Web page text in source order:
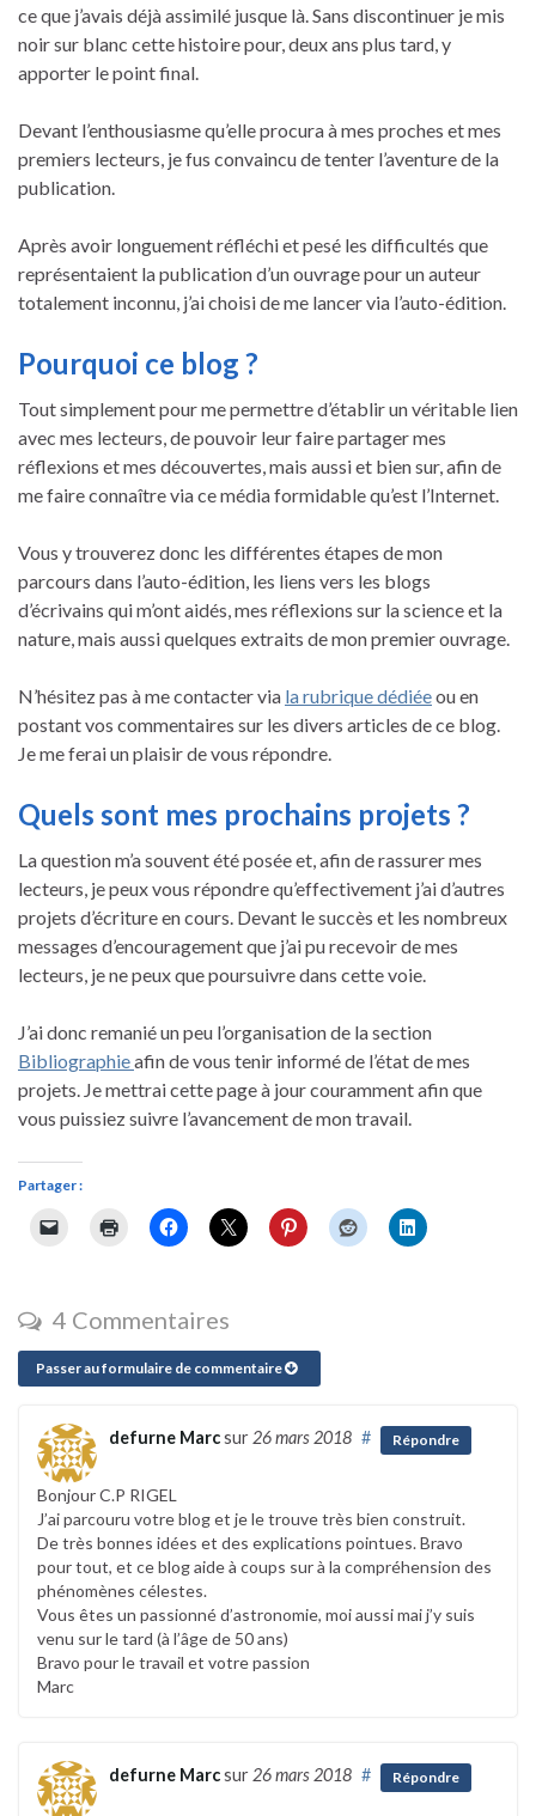
ce que j’avais déjà assimilé jusque là. Sans discontinuer je mis
noir sur blanc cette histoire pour, deux ans plus tard, y
apporter le point final.
Devant l’enthousiasme qu’elle procura à mes proches et mes
premiers lecteurs, je fus convaincu de tenter l’aventure de la
publication.
Après avoir longuement réfléchi et pesé les difficultés que
représentaient la publication d’un ouvrage pour un auteur
totalement inconnu, j’ai choisi de me lancer via l’auto-édition.
Pourquoi ce blog ?
Tout simplement pour me permettre d’établir un véritable lien
avec mes lecteurs, de pouvoir leur faire partager mes
réflexions et mes découvertes, mais aussi et bien sur, afin de
me faire connaître via ce média formidable qu’est l’Internet.
Vous y trouverez donc les différentes étapes de mon
parcours dans l’auto-édition, les liens vers les blogs
d’écrivains qui m’ont aidés, mes réflexions sur la science et la
nature, mais aussi quelques extraits de mon premier ouvrage.
N’hésitez pas à me contacter via la rubrique dédiéeou en
postant vos commentaires sur les divers articles de ce blog.
Je me ferai un plaisir de vous répondre.
Quels sont mes prochains projets ?
La question m’a souvent été posée et, afin de rassurer mes
lecteurs, je peux vous répondre qu’effectivement j’ai d’autres
projets d’écriture en cours. Devant le succès et les nombreux
messages d’encouragement que j’ai pu recevoir de mes
lecteurs, je ne peux que poursuivre dans cette voie.
J’ai donc remanié un peu l’organisation de la section
Bibliographieafin de vous tenir informé de l’état de mes
projets. Je mettrai cette page à jour couramment afin que
vous puissiez suivre l’avancement de mon travail.
Partager :
4 Commentaires
Passer au formulaire de commentaire
defurne Marcsur 26 mars 2018 # Répondre
Bonjour C.P RIGEL
J’ai parcouru votre blog et je le trouve très bien construit.
De très bonnes idées et des explications pointues. Bravo
pour tout, et ce blog aide à coups sur à la compréhension des
phénomènes célestes.
Vous êtes un passionné d’astronomie, moi aussi mai j’y suis
venu sur le tard (à l’âge de 50 ans)
Bravo pour le travail et votre passion
Marc
defurne Marcsur 26 mars 2018 # Répondre